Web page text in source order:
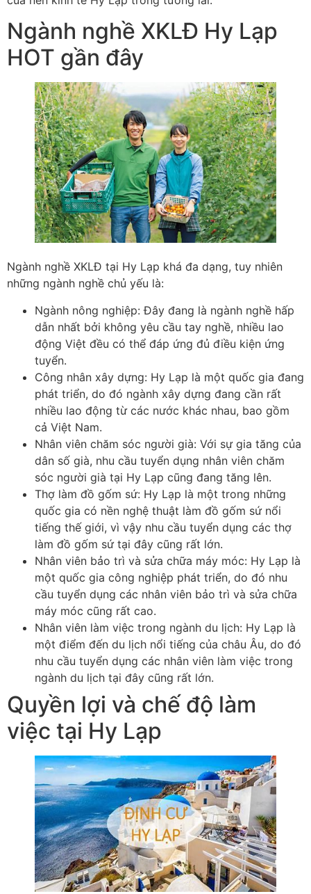
Ngành nghề XKLĐ Hy Lạp
HOT gần đây
Ngành nghề XKLĐ tại Hy Lạp khá đa dạng, tuy nhiên
những ngành nghề chủ yếu là:
Ngành nông nghiệp: Đây đang là ngành nghề hấp
dẫn nhất bởi không yêu cầu tay nghề, nhiều lao
động Việt đều có thể đáp ứng đủ điều kiện ứng
tuyển.
Công nhân xây dựng: Hy Lạp là một quốc gia đang
phát triển, do đó ngành xây dựng đang cần rất
nhiều lao động từ các nước khác nhau, bao gồm
cả Việt Nam.
Nhân viên chăm sóc người già: Với sự gia tăng của
dân số già, nhu cầu tuyển dụng nhân viên chăm
sóc người già tại Hy Lạp cũng đang tăng lên.
Thợ làm đồ gốm sứ: Hy Lạp là một trong những
quốc gia có nền nghệ thuật làm đồ gốm sứ nổi
tiếng thế giới, vì vậy nhu cầu tuyển dụng các thợ
làm đồ gốm sứ tại đây cũng rất lớn.
Nhân viên bảo trì và sửa chữa máy móc: Hy Lạp là
một quốc gia công nghiệp phát triển, do đó nhu
cầu tuyển dụng các nhân viên bảo trì và sửa chữa
máy móc cũng rất cao.
Nhân viên làm việc trong ngành du lịch: Hy Lạp là
một điểm đến du lịch nổi tiếng của châu Âu, do đó
nhu cầu tuyển dụng các nhân viên làm việc trong
ngành du lịch tại đây cũng rất lớn.
Quyền lợi và chế độ làm
việc tại Hy Lạp